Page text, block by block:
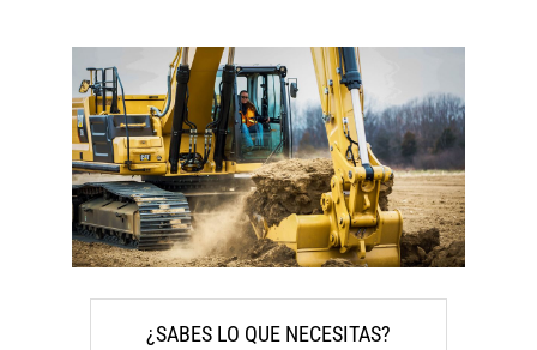
¿SABES LO QUE NECESITAS?